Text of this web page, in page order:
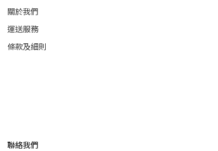
關於我們
運送服務
條款及細則
聯絡我們